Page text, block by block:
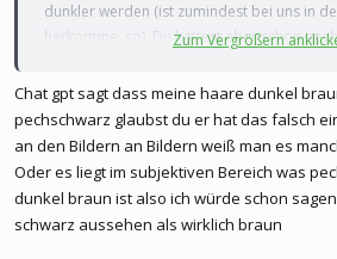
dunkler werden (ist zumindest bei uns in
herkomme, so). Du hattest aber schon
man dir deine Roma wurzeln als Kind mehr
Zum Vergrößern
Chat gpt sagt dass meine haare dunkel
pechschwarz glaubst du er hat das falsch
an den Bildern an Bildern weiß man es
Oder es liegt im subjektiven Bereich was
dunkel braun ist also ich würde schon
schwarz aussehen als wirklich braun